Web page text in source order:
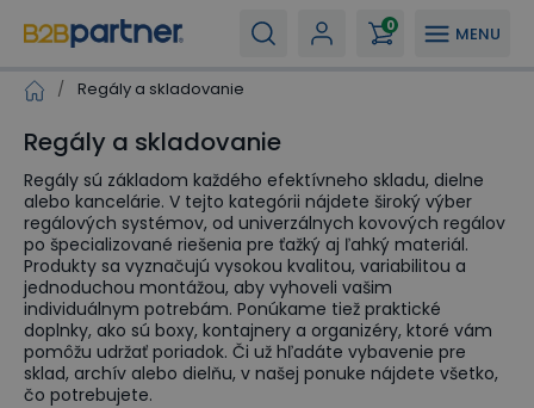
MENU
0
/ Regály a skladovanie
Regály a skladovanie
Regály sú základom každého efektívneho skladu, dielne
alebo kancelárie. V tejto kategórii nájdete široký výber
regálových systémov, od univerzálnych kovových regálov
po špecializované riešenia pre ťažký aj ľahký materiál.
Produkty sa vyznačujú vysokou kvalitou, variabilitou a
jednoduchou montážou, aby vyhoveli vašim
individuálnym potrebám. Ponúkame tiež praktické
doplnky, ako sú boxy, kontajnery a organizéry, ktoré vám
pomôžu udržať poriadok. Či už hľadáte vybavenie pre
sklad, archív alebo dielňu, v našej ponuke nájdete všetko,
čo potrebujete.